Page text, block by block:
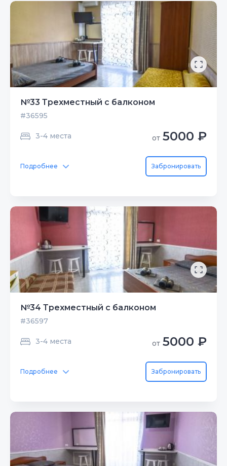
№33 Трехместный с балконом
#36595
3-4 места от 5000 ₽
Подробнее Забронировать
№34 Трехместный с балконом
#36597
3-4 места от 5000 ₽
Подробнее Забронировать